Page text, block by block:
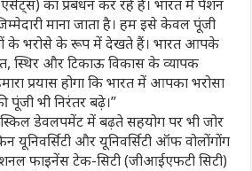
का प्रबंधन कर रहे हैं। भारत में पेंशन
माना जाता है। हम इसे केवल पूंजी
के भरोसे के रूप में देखते हैं। भारत आपके
स्थिर और टिकाऊ विकास के व्यापक
प्रयास होगा कि भारत में आपका भरोसा
भी निरंतर बढ़े।”
स्किल डेवलपमेंट में बढ़ते सहयोग पर भी जोर
यूनिवर्सिटी और यूनिवर्सिटी ऑफ वोलोंगोंग
फाइनेंस टेक-सिटी (जीआईएफटी सिटी)